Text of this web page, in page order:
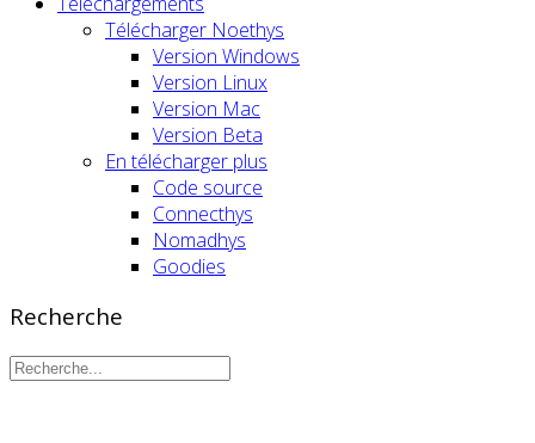
Télécharger Noethys
Version Windows
Version Linux
Version Mac
Version Beta
En télécharger plus
Code source
Connecthys
Nomadhys
Goodies
Recherche